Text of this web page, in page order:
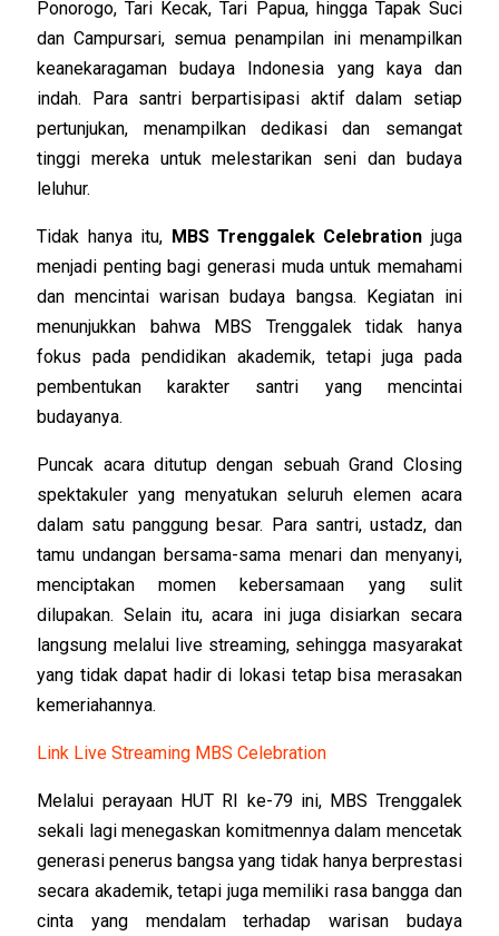
Ponorogo, Tari Kecak, Tari Papua, hingga Tapak Suci
dan Campursari, semua penampilan ini menampilkan
keanekaragaman budaya Indonesia yang kaya dan
indah. Para santri berpartisipasi aktif dalam setiap
pertunjukan, menampilkan dedikasi dan semangat
tinggi mereka untuk melestarikan seni dan budaya
leluhur.
Tidak hanya itu, MBS Trenggalek Celebration juga
menjadi penting bagi generasi muda untuk memahami
dan mencintai warisan budaya bangsa. Kegiatan ini
menunjukkan bahwa MBS Trenggalek tidak hanya
fokus pada pendidikan akademik, tetapi juga pada
pembentukan karakter santri yang mencintai
budayanya.
Puncak acara ditutup dengan sebuah Grand Closing
spektakuler yang menyatukan seluruh elemen acara
dalam satu panggung besar. Para santri, ustadz, dan
tamu undangan bersama-sama menari dan menyanyi,
menciptakan momen kebersamaan yang sulit
dilupakan. Selain itu, acara ini juga disiarkan secara
langsung melalui live streaming, sehingga masyarakat
yang tidak dapat hadir di lokasi tetap bisa merasakan
kemeriahannya.
Link Live Streaming MBS Celebration
Melalui perayaan HUT RI ke-79 ini, MBS Trenggalek
sekali lagi menegaskan komitmennya dalam mencetak
generasi penerus bangsa yang tidak hanya berprestasi
secara akademik, tetapi juga memiliki rasa bangga dan
cinta yang mendalam terhadap warisan budaya